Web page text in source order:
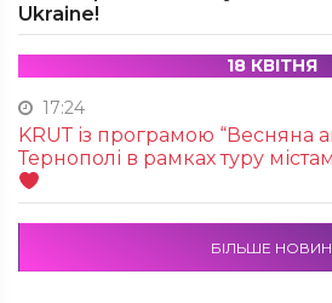
Ukraine!
18 КВІТНЯ
17:24
KRUТ із програмою “Весняна
Тернополі в рамках туру
БІЛЬШЕ НОВИН